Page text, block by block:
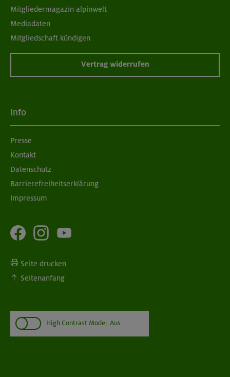
Mitgliedermagazin alpinwelt
Mediadaten
Mitgliedschaft kündigen
Vertrag widerrufen
Info
Presse
Kontakt
Datenschutz
Barrierefreiheitserklärung
Impressum
Seite drucken
Seitenanfang
High Contrast Mode: Aus